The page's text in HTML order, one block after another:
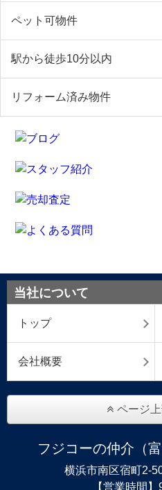
ペット可物件
駅から徒歩10分以内
リフォーム済み物件
当社について
トップ
会社概要
ページ
フジコーの仲介（
横浜市南区宿町2-
【営業時間